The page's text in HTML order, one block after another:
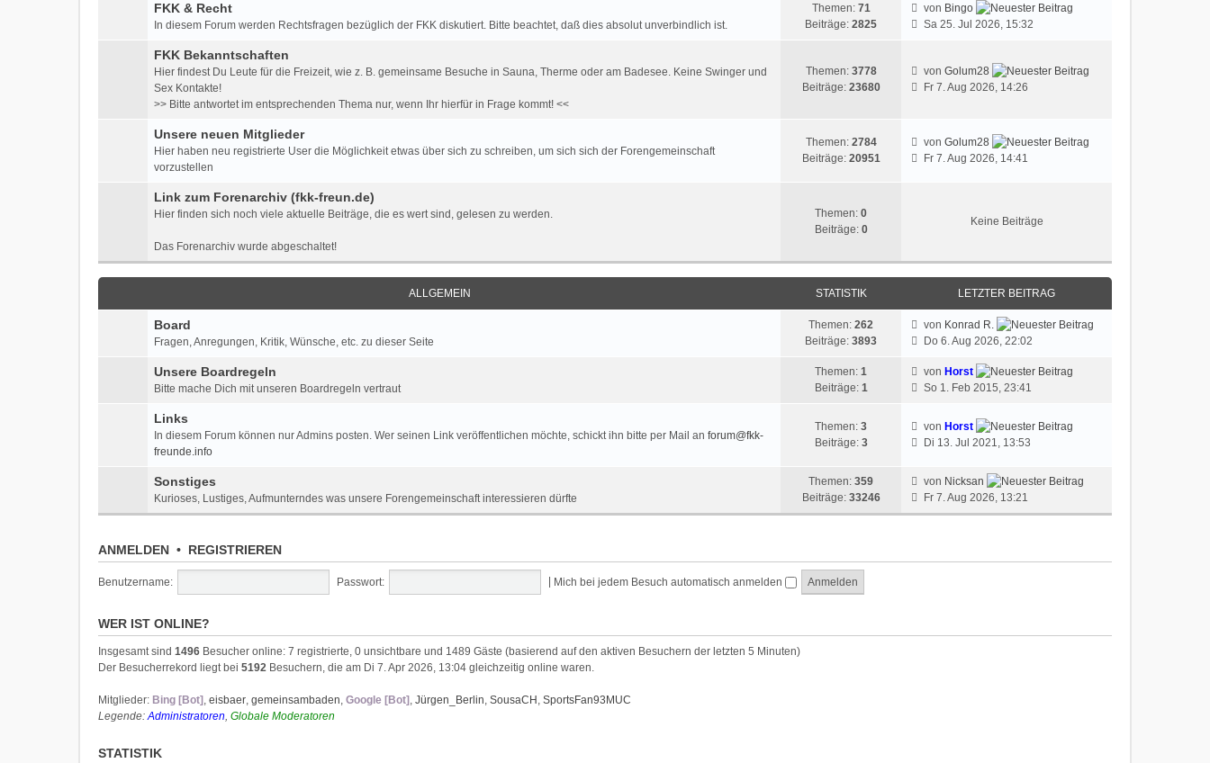
FKK & Recht
In diesem Forum werden Rechtsfragen bezüglich der FKK diskutiert. Bitte beachtet, daß dies absolut unverbindlich ist.
Themen: 71
Beiträge: 2825
von Bingo
Sa 25. Jul 2026, 15:32
FKK Bekanntschaften
Hier findest Du Leute für die Freizeit, wie z. B. gemeinsame Besuche in Sauna, Therme oder am Badesee. Keine Swinger und
Sex Kontakte!
>> Bitte antwortet im entsprechenden Thema nur, wenn Ihr hierfür in Frage kommt! <<
Themen: 3778
Beiträge: 23680
vonGolum28
Fr 7. Aug 2026, 14:26
Unsere neuen Mitglieder
Hier haben neu registrierte User die Möglichkeit etwas über sich zu schreiben, um sich sich der Forengemeinschaft
vorzustellen
Themen: 2784
Beiträge: 20951
vonGolum28
Fr 7. Aug 2026, 14:41
Link zum Forenarchiv (fkk-freun.de)
Hier finden sich noch viele aktuelle Beiträge, die es wert sind, gelesen zu werden.
Das Forenarchiv wurde abgeschaltet!
Themen: 0
Beiträge: 0
Keine Beiträge
ALLGEMEIN STATISTIK LETZTER BEITRAG
Board
Fragen, Anregungen, Kritik, Wünsche, etc. zu dieser Seite
Themen: 262
Beiträge: 3893
von Konrad R.
Do 6. Aug 2026, 22:02
Unsere Boardregeln
Bitte mache Dich mit unseren Boardregeln vertraut
Themen: 1
Beiträge: 1
von Horst
So 1. Feb 2015, 23:41
Links
In diesem Forum können nur Admins posten. Wer seinen Link veröffentlichen möchte, schickt ihn bitte per Mail an forum@fkk-
freunde.info
Themen: 3
Beiträge: 3
von Horst
Di 13. Jul 2021, 13:53
Sonstiges
Kurioses, Lustiges, Aufmunterndes was unsere Forengemeinschaft interessieren dürfte
Themen: 359
Beiträge: 33246
von Nicksan
Fr 7. Aug 2026, 13:21
ANMELDEN • REGISTRIEREN
Benutzername: Passwort: Mich bei jedem Besuch automatisch anmelden
WER IST ONLINE?
Insgesamt sind 1496 Besucher online: 7 registrierte, 0 unsichtbare und 1489 Gäste (basierend auf den aktiven Besuchern der letzten 5 Minuten)
Der Besucherrekord liegt bei 5192 Besuchern, die am Di 7. Apr 2026, 13:04 gleichzeitig online waren.
Mitglieder: Bing [Bot] , eisbaer, gemeinsambaden, Google [Bot] , Jürgen_Berlin, SousaCH , SportsFan93MUC
Legende:Administratoren, Globale Moderatoren
STATISTIK